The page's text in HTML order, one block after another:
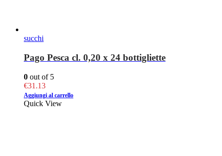
succhi
Pago Pesca cl. 0,20 x 24 bottigliette
0 out of 5
€31.13
Aggiungi al carrello
Quick View